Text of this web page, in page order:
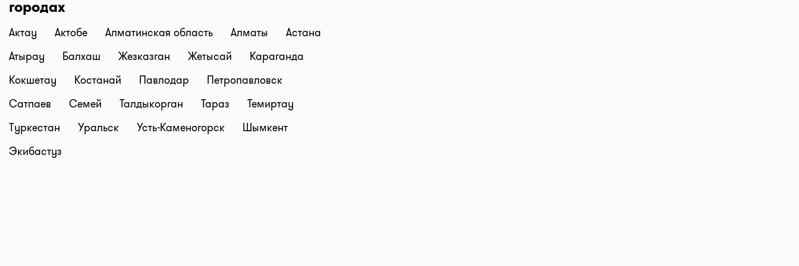
(Аптеки Низких Цен), Гиппократ, и другие. Следите за
обновлениями!
Все аптеки Казахстана с ценами на лекарства в одном месте
только на I-teka.kz!
городах
Актау Актобе Алматинская область Алматы
Астана
Атырау
Балхаш Жезказган Жетысай
Караганда
Кокшетау
Костанай Павлодар
Петропавловск
Сатпаев
Семей Талдыкорган Тараз
Темиртау
Туркестан
Уральск Усть-Каменогорск
Шымкент
Экибастуз